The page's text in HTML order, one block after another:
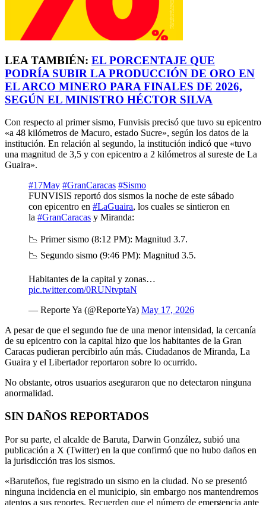
LEA TAMBIÉN: EL PORCENTAJE QUE
PODRÍA SUBIR LA PRODUCCIÓN DE ORO EN
EL ARCO MINERO PARA FINALES DE 2026,
SEGÚN EL MINISTRO HÉCTOR SILVA
Con respecto al primer sismo, Funvisis precisó que tuvo su epicentro
«a 48 kilómetros de Macuro, estado Sucre», según los datos de la
institución. En relación al segundo, la institución indicó que «tuvo
una magnitud de 3,5 y con epicentro a 2 kilómetros al sureste de La
Guaira».
#17May #GranCaracas #Sismo
FUNVISIS reportó dos sismos la noche de este sábado
con epicentro en #LaGuaira, los cuales se sintieron en
la #GranCaracas y Miranda:
📉 Primer sismo (8:12 PM): Magnitud 3.7.
📉 Segundo sismo (9:46 PM): Magnitud 3.5.
Habitantes de la capital y zonas…
pic.twitter.com/0RUNtvptaN
— Reporte Ya (@ReporteYa) May 17, 2026
A pesar de que el segundo fue de una menor intensidad, la cercanía
de su epicentro con la capital hizo que los habitantes de la Gran
Caracas pudieran percibirlo aún más. Ciudadanos de Miranda, La
Guaira y el Libertador reportaron sobre lo ocurrido.
No obstante, otros usuarios aseguraron que no detectaron ninguna
anormalidad.
SIN DAÑOS REPORTADOS
Por su parte, el alcalde de Baruta, Darwin González, subió una
publicación a X (Twitter) en la que confirmó que no hubo daños en
la jurisdicción tras los sismos.
«Baruteños, fue registrado un sismo en la ciudad. No se presentó
ninguna incidencia en el municipio, sin embargo nos mantendremos
atentos a sus reportes. Recuerden que el número de emergencia ante